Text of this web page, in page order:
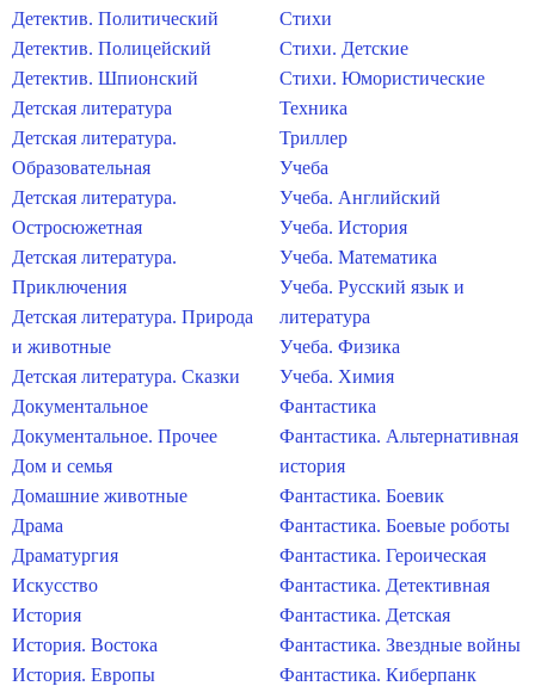
Детектив. Политический
Детектив. Полицейский
Детектив. Шпионский
Детская литература
Детская литература.
Образовательная
Детская литература.
Остросюжетная
Детская литература.
Приключения
Детская литература. Природа
и животные
Детская литература. Сказки
Документальное
Документальное. Прочее
Дом и семья
Домашние животные
Драма
Драматургия
Искусство
История
История. Востока
История. Европы
Стихи
Стихи. Детские
Стихи. Юмористические
Техника
Триллер
Учеба
Учеба. Английский
Учеба. История
Учеба. Математика
Учеба. Русский язык и
литература
Учеба. Физика
Учеба. Химия
Фантастика
Фантастика. Альтернативная
история
Фантастика. Боевик
Фантастика. Боевые роботы
Фантастика. Героическая
Фантастика. Детективная
Фантастика. Детская
Фантастика. Звездные войны
Фантастика. Киберпанк